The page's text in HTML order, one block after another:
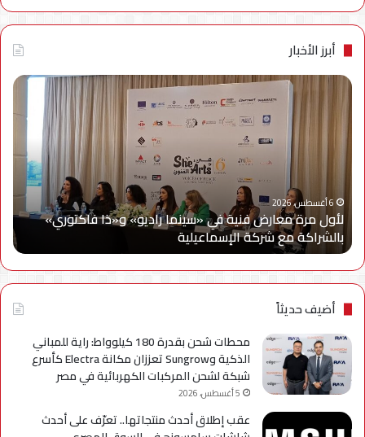
أبرز الأخبار
لأول
مرة
معارض
فنية
في
«سينما
راديو»
و«ذا
فاكتوري»
بالشراكة
مع
شركة
الإسماعيلية
6 أغسطس، 2026
لأول مرة معارض فنية في «سينما راديو» و«ذا فاكتوري»
بالشراكة مع شركة الإسماعيلية
مع
Cy
في
A
أضيف حديثاً
محطات شحن بقدرة 180 كيلوواط: راية للمباني
الذكية وSungrow تعززان مكانة Electra كأسرع
شبكة لشحن المركبات الكهربائية في مصر
5 أغسطس، 2026
عقب إطلاق أحدث منتجاتها.. تعرّف على أحدث